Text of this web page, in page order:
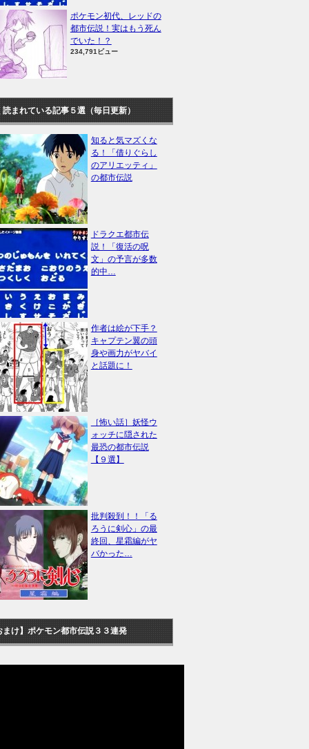
ポケモン初代、レッドの
都市伝説！実はもう死ん
でいた！？
234,791ビュー
読まれている記事５選（毎日更新）
知ると気マズくな
る！「借りぐらし
のアリエッティ」
の都市伝説
ドラクエ都市伝
説！「復活の呪
文」の予言が多数
的中…
作者は絵が下手？
キャプテン翼の頭
身や画力がヤバイ
と話題に！
［怖い話］妖怪ウ
ォッチに隠された
最恐の都市伝説
【９選】
批判殺到！！「る
ろうに剣心」の最
終回、星霜編がヤ
バかった…
まけ】ポケモン都市伝説３３連発